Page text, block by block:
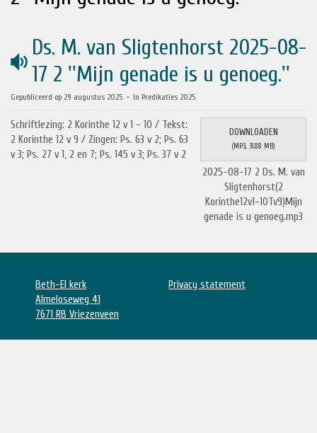
audio
Ds. M. van Sligtenhorst 2025-08-
17 2 ''Mijn genade is u genoeg.''
Gepubliceerd op 29 augustus 2025 In Predikaties 2025
DOWNLOADEN
(MP3, 31.88 MB)
2025-08-17 2 Ds. M. van
Sligtenhorst(2
Korinthe12v1-10Tv9)Mijn
genade is u genoeg.mp3
Schriftlezing: 2 Korinthe 12 v 1 - 10 / Tekst:
2 Korinthe 12 v 9 / Zingen: Ps. 63 v 2; Ps. 63
v 3; Ps. 27 v 1, 2 en 7; Ps. 145 v 3; Ps. 37 v 2
Beth-El kerk
Privacy statement
Almeloseweg 41
7671 RB Vriezenveen